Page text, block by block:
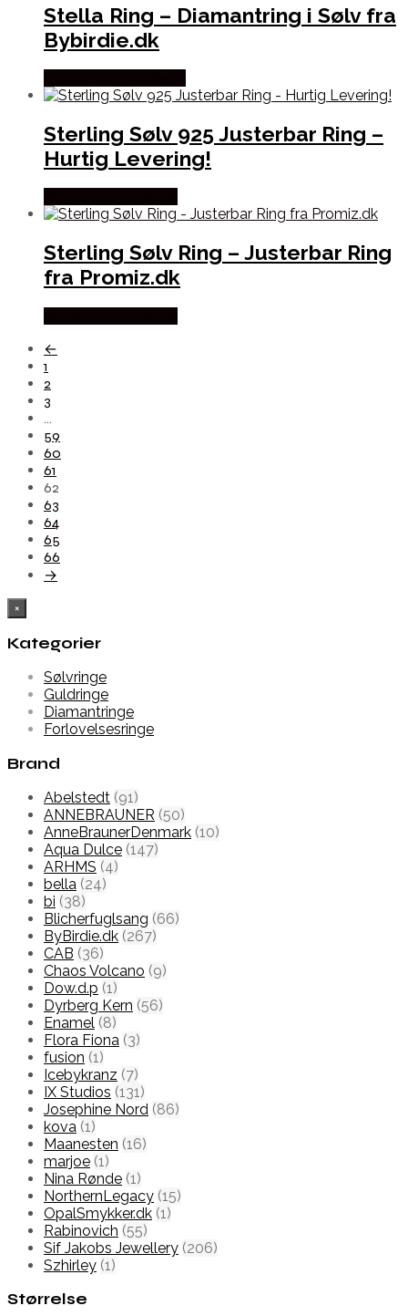
Stella Ring – Diamantring i Sølv fra
Bybirdie.dk
Sterling Sølv 925 Justerbar Ring –
Hurtig Levering!
Sterling Sølv Ring – Justerbar Ring
fra Promiz.dk
←
1
2
3
…
59
60
61
62
63
64
65
66
→
×
Kategorier
Sølvringe
Guldringe
Diamantringe
Forlovelsesringe
Brand
Abelstedt (91)
ANNEBRAUNER (50)
AnneBraunerDenmark (10)
Aqua Dulce (147)
ARHMS (4)
bella (24)
bi (38)
Blicherfuglsang (66)
ByBirdie.dk (267)
CAB (36)
Chaos Volcano (9)
Dow.d.p (1)
Dyrberg Kern (56)
Enamel (8)
Flora Fiona (3)
fusion (1)
Icebykranz (7)
IX Studios (131)
Josephine Nord (86)
kova (1)
Maanesten (16)
marjoe (1)
Nina Rønde (1)
NorthernLegacy (15)
OpalSmykker.dk (1)
Rabinovich (55)
Sif Jakobs Jewellery (206)
Szhirley (1)
Størrelse